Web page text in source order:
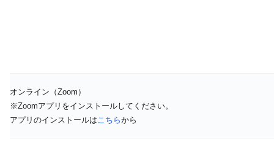
オンライン（Zoom）
※Zoomアプリをインストールしてください。
アプリのインストールはこちらから